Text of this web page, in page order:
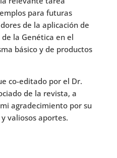
para futuras
de la aplicación de
la Genética en el
básico y de productos
co-editado por el Dr.
de la revista, a
agradecimiento por su
valiosos aportes.